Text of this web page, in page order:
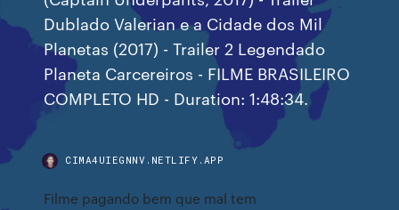
Dublado Valerian e a Cidade dos Mil
Planetas (2017) - Trailer 2 Legendado
Planeta Carcereiros - FILME BRASILEIRO
COMPLETO HD - Duration: 1:48:34.
CIMA4UIEGNNV.NETLIFY.APP
Filme pagando bem que mal tem